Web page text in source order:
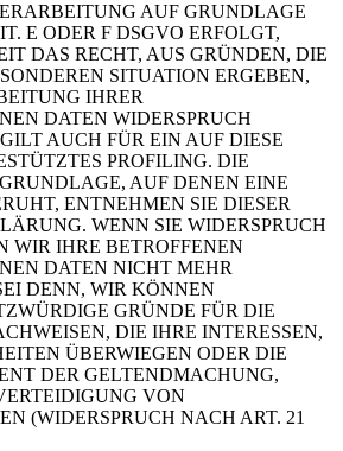
AUF GRUNDLAGE
E ODER F DSGVO ERFOLGT,
DAS RECHT, AUS GRÜNDEN, DIE
SITUATION ERGEBEN,
IHRER
DATEN WIDERSPRUCH
AUCH FÜR EIN AUF DIESE
PROFILING. DIE
AUF DENEN EINE
ENTNEHMEN SIE DIESER
WENN SIE WIDERSPRUCH
WIR IHRE BETROFFENEN
DATEN NICHT MEHR
DENN, WIR KÖNNEN
GRÜNDE FÜR DIE
DIE IHRE INTERESSEN,
ÜBERWIEGEN ODER DIE
DER GELTENDMACHUNG,
VON
(WIDERSPRUCH NACH ART. 21